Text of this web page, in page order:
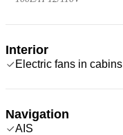
Interior
Electric fans in cabins
Navigation
AIS